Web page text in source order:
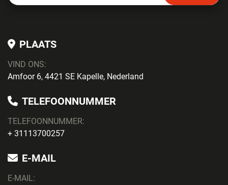
PLAATS
VIND ONS:
Amfoor 6, 4421 SE Kapelle, Nederland
TELEFOONNUMMER
TELEFOONNUMMER:
+ 31113700257
E-MAIL
E-MAIL: